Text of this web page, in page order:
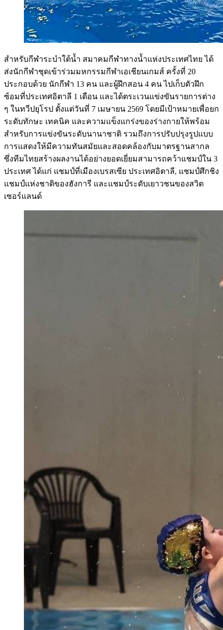
สำหรับกีฬาระบำใต้น้ำ สมาคมกีฬาทางน้ำแห่งประเทศไทย ได้
ส่งนักกีฬาชุดเข้าร่วมมหกรรมกีฬาเอเชียนเกมส์ ครั้งที่ 20
ประกอบด้วย นักกีฬา 13 คน และผู้ฝึกสอน 4 คน ไปเก็บตัวฝึก
ซ้อมที่ประเทศอิตาลี 1 เดือน และได้ตระเวนแข่งขันรายการต่าง
ๆ ในทวีปยุโรป ตั้งแต่วันที่ 7 เมษายน 2569 โดยมีเป้าหมายเพื่อยก
ระดับทักษะ เทคนิค และความแข็งแกร่งของร่างกายให้พร้อม
สำหรับการแข่งขันระดับนานาชาติ รวมถึงการปรับปรุงรูปแบบ
การแสดงให้มีความทันสมัยและสอดคล้องกับมาตรฐานสากล
ซึ่งทีมไทยสร้างผลงานได้อย่างยอดเยี่ยมสามารถคว้าแชมป์ใน 3
ประเทศ ได้แก่ แชมป์ที่เมืองเบรสเซีย ประเทศอิตาลี, แชมป์ศึกชิง
แชมป์แห่งชาติของฮังการี และแชมป์ระดับเยาวชนของสวิต
เซอร์แลนด์